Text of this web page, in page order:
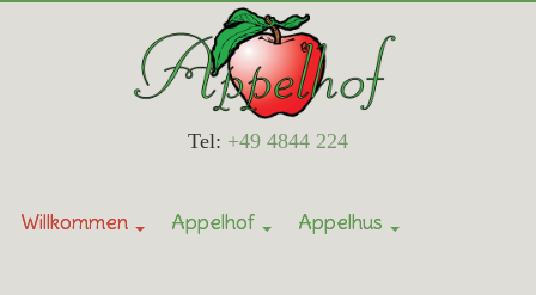
Tel: +49 4844 224
Willkommen Appelhof Appelhus